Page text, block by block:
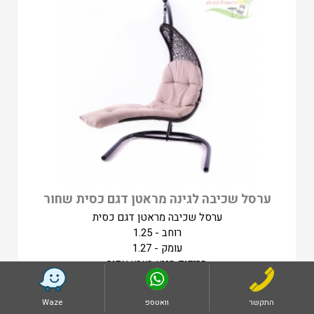
ערסל שכיבה לגינה מראטן דגם כסית שחור
ערסל שכיבה מראטן דגם כסית
רוחב - 1.25
עומק - 1.27
הריפוד מגיע בצבע אפור
לצפייה במוצר
התקשר וואטספ Waze